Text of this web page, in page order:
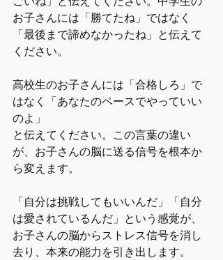
お子さんには「勝てたね」ではなく
「最後まで諦めなかったね」と伝えて
ください。
高校生のお子さんには「合格しろ」で
はなく「あなたのペースでやっていい
のよ」
と伝えてください。この言葉の違い
が、お子さんの脳に送る信号を根本か
ら変えます。
「自分は挑戦してもいいんだ」「自分
は愛されているんだ」という感覚が、
お子さんの脳からストレス信号を消し
去り、本来の能力を引き出します。